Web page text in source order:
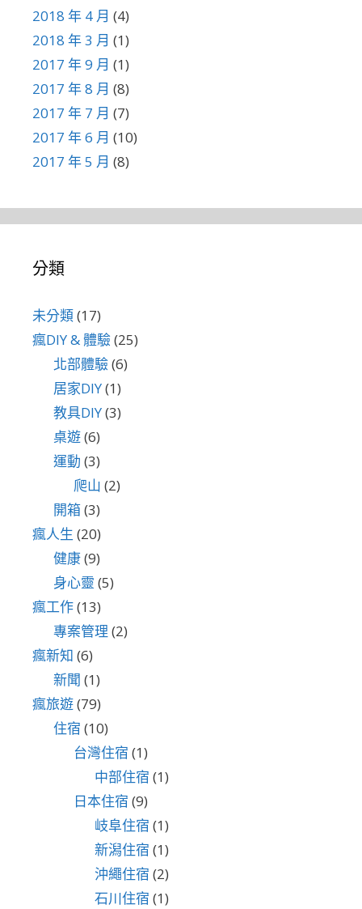
2018 年 4 月 (4)
2018 年 3 月 (1)
2017 年 9 月 (1)
2017 年 8 月 (8)
2017 年 7 月 (7)
2017 年 6 月 (10)
2017 年 5 月 (8)
分類
未分類(17)
瘋DIY & 體驗(25)
北部體驗(6)
居家DIY(1)
教具DIY(3)
桌遊(6)
運動 (3)
爬山 (2)
開箱(3)
瘋人生 (20)
健康(9)
身心靈 (5)
瘋工作(13)
專案管理 (2)
瘋新知 (6)
新聞 (1)
瘋旅遊(79)
住宿 (10)
台灣住宿 (1)
中部住宿 (1)
日本住宿 (9)
岐阜住宿 (1)
新潟住宿 (1)
沖繩住宿 (2)
石川住宿 (1)